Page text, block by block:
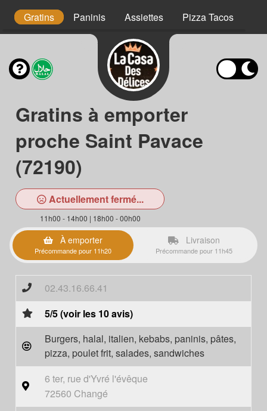
Gratins Paninis Assiettes Pizza Tacos
Gratins à emporter
proche Saint Pavace
(72190)
Actuellement fermé...
11h00 - 14h00 | 18h00 - 00h00
À emporter
Précommande pour 11h20
Livraison
Précommande pour 11h45
02.43.16.66.41
5/5 (voir les 10 avis)
Burgers, halal, italien, kebabs, paninis, pâtes,
pizza, poulet frit, salades, sandwiches
6 ter, rue d'Yvré l'évêque
72560 Changé